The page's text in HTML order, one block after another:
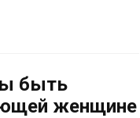
быть
женщине